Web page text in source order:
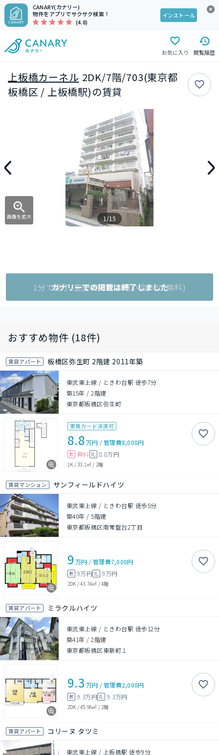
CANARY(カナリー)
物件をアプリでサクサク検索！
(4.8)
インストール
お気に入り 閲覧履歴
上板橋カーネル 2DK/7階/703(東京都
板橋区 / 上板橋駅)の賃貸
画像を拡大 1/15
1分で完了!空室状況をお問い合わせ(無料)
カナリーでの掲載は終了しました
おすすめ物件 (18件)
賃貸アパート 板橋区弥生町 2階建 2011年築
東武東上線 / ときわ台駅 徒歩7分
築15年 /2階建
東京都板橋区弥生町
家賃カード決済可
8.8万円 /管理費8,000円
敷 無料 礼 8.8万円
1K /33.1㎡ / 2階
賃貸マンション サンフィールドハイツ
東武東上線 / ときわ台駅 徒歩5分
築40年 /5階建
東京都板橋区南常盤台2丁目
9 万円 /管理費7,000円
敷 9万円礼 9万円
2DK /43.74㎡ /4階
賃貸アパート ミラクルハイツ
東武東上線 / ときわ台駅 徒歩12分
築41年 /2階建
東京都板橋区東新町１
9.3 万円 /管理費2,000円
敷 9.3万円礼 9.3万円
2DK /45.96㎡ / 2階
賃貸アパート コリーヌ タツミ
東武東上線 / 上板橋駅 徒歩9分